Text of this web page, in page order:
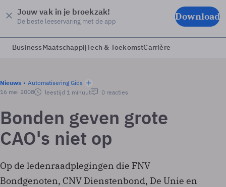
Jouw vak in je broekzak!
De beste leeservaring met de app Download
BusinessMaatschappijTech & ToekomstCarrière
Nieuws
Automatisering Gids
16 mei 2008
leestijd 1 minuut 0 reacties
Bonden geven grote
CAO's niet op
Op de ledenraadplegingen die FNV
Bondgenoten, CNV Dienstenbond, De Unie en